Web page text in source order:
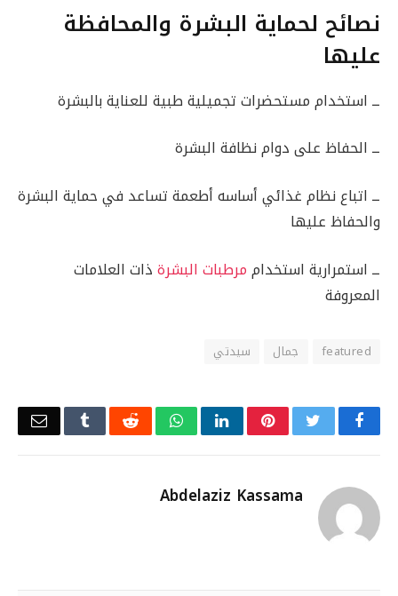
نصائح لحماية البشرة والمحافظة
عليها
ــ استخدام مستحضرات تجميلية طبية للعناية بالبشرة
ــ الحفاظ على دوام نظافة البشرة
ــ اتباع نظام غذائي أساسه أطعمة تساعد في حماية البشرة
والحفاظ عليها
ــ استمرارية استخداممرطبات البشرةذات العلامات
المعروفة
featured جمال سيدتي
Facebook
Twitter
Pinterest
LinkedIn
WhatsApp
Reddit
Tumblr
Abdelaziz Kassama